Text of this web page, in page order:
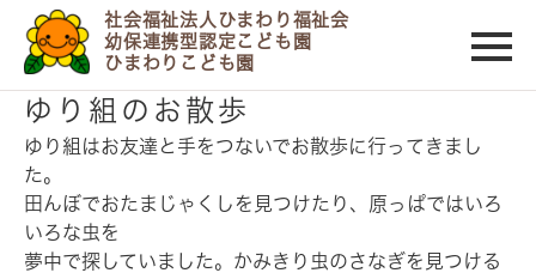
社会福祉法人ひまわり福祉会
幼保連携型認定こども園
ひまわりこども園
2018/05/31
ゆり組のお散歩
ゆり組はお友達と手をつないでお散歩に行って きまし
た。
田んぼでおたまじゃくしを見つけたり、原っぱではいろ
いろな虫を
夢中で探していました。かみきり虫のさなぎを見つける